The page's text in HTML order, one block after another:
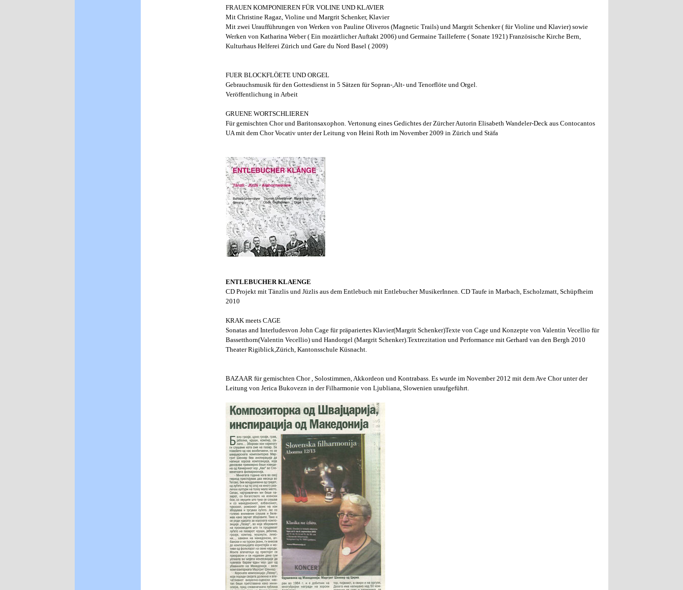
FRAUEN KOMPONIEREN FÜR VOLINE UND KLAVIER
Mit Christine Ragaz, Violine und Margrit Schenker, Klavier
Mit zwei Uraufführungen von Werken von Pauline Oliveros (Magnetic Trails) und Margrit Schenker ( für Violine und Klavier) sowie
Werken von Katharina Weber ( Ein mozärtlicher Auftakt 2006) und Germaine Tailleferre ( Sonate 1921) Französische Kirche Bern,
Kulturhaus Helferei Zürich und Gare du Nord Basel ( 2009)
FUER BLOCKFLÖETE UND ORGEL
Gebrauchsmusik für den Gottesdienst in 5 Sätzen für Sopran-,Alt- und Tenorflöte und Orgel.
Veröffentlichung in Arbeit
GRUENE WORTSCHLIEREN
Für gemischten Chor und Baritonsaxophon. Vertonung eines Gedichtes der Zürcher Autorin Elisabeth Wandeler-Deck aus Contocantos
UA mit dem Chor Vocativ unter der Leitung von Heini Roth im November 2009 in Zürich und Stäfa
ENTLEBUCHER KLAENGE
CD Projekt mit Tänzlis und Jüzlis aus dem Entlebuch mit Entlebucher MusikerInnen. CD Taufe in Marbach, Escholzmatt, Schüpfheim
2010
KRAK meets CAGE
Sonatas and Interludesvon John Cage für präpariertes Klavier(Margrit Schenker)Texte von Cage und Konzepte von Valentin Vecellio für
Bassetthorn(Valentin Vecellio) und Handorgel (Margrit Schenker).Textrezitation und Performance mit Gerhard van den Bergh 2010
Theater Rigiblick,Zürich, Kantonsschule Küsnacht.
BAZAAR für gemischten Chor , Solostimmen, Akkordeon und Kontrabass. Es wurde im November2012 mit demAve Chor unter der
Leitung von Jerica Bukovezn in der Filharmonie von Ljubliana, Slowenien uraufgeführt.